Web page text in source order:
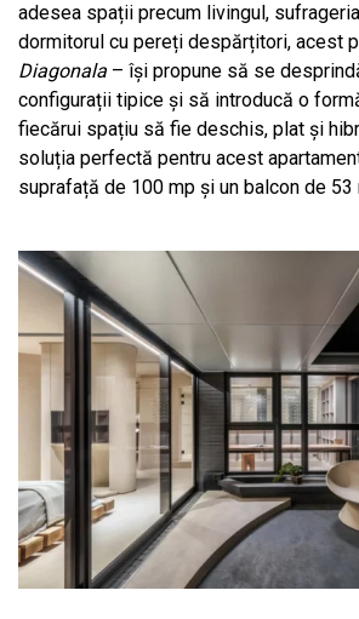
adesea spații precum livingul,
dormitorul cu pereți despărțitori, acest
Diagonala – își propune să se
configurații tipice și să introducă o
fiecărui spațiu să fie deschis, plat și
soluția perfectă pentru acest
suprafață de 100 mp și un balcon de 53